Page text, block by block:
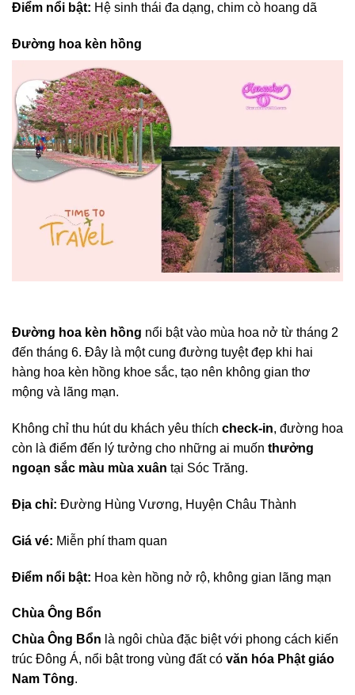
Điểm nổi bật: Hệ sinh thái đa dạng, chim cò hoang dã
Đường hoa kèn hồng
Đường hoa kèn hồng nổi bật vào mùa hoa nở từ tháng 2
đến tháng 6. Đây là một cung đường tuyệt đẹp khi hai
hàng hoa kèn hồng khoe sắc, tạo nên không gian thơ
mộng và lãng mạn.
Không chỉ thu hút du khách yêu thích check-in, đường hoa
còn là điểm đến lý tưởng cho những ai muốn thưởng
ngoạn sắc màu mùa xuân tại Sóc Trăng.
Địa chỉ: Đường Hùng Vương, Huyện Châu Thành
Giá vé: Miễn phí tham quan
Điểm nổi bật: Hoa kèn hồng nở rộ, không gian lãng mạn
Chùa Ông Bổn
Chùa Ông Bổn là ngôi chùa đặc biệt với phong cách kiến
trúc Đông Á, nổi bật trong vùng đất có văn hóa Phật giáo
Nam Tông.